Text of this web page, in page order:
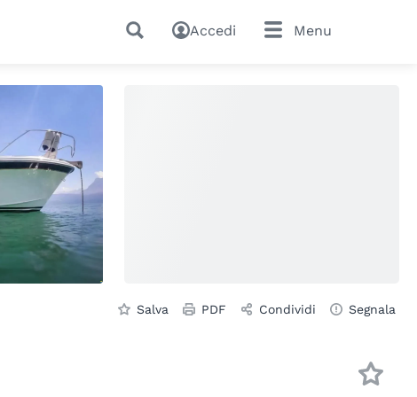
Accedi Menu
Salva PDF Condividi Segnala